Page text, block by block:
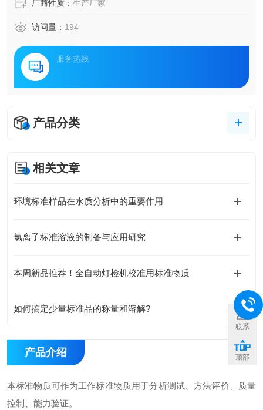
厂商性质： 生产厂家
访问量： 194
服务热线
产品分类
相关文章
环境标准样品在水质分析中的重要作用
氯离子标准溶液的制备与应用研究
本周新品推荐！全自动灯检机校准用标准物质
如何搞定少量标准品的称量和溶解?
产品介绍
本标准物质可作为工作标准物质用于分析测试、方法评价、质量
控制、能力验证。
联系
顶部